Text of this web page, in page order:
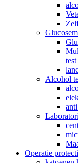
Alcohol
Operatie